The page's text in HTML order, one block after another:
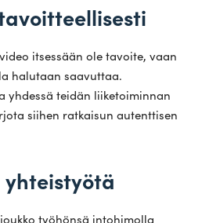
itsessään ole tavoite, vaan
halutaan saa­vuttaa.
yhdessä teidän lii­ke­toi­minnan
siihen rat­kaisun autent­tisen
työ­hönsä into­hi­molla